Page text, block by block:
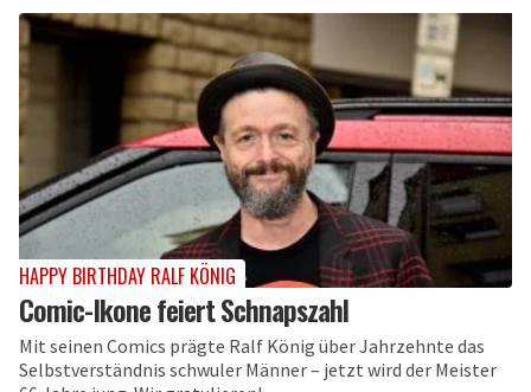
HAPPY BIRTHDAY RALF KÖNIG
Comic-Ikone feiert Schnapszahl
Mit seinen Comics prägte Ralf König über Jahrzehnte das
Selbstverständnis schwuler Männer – jetzt wird der Meister